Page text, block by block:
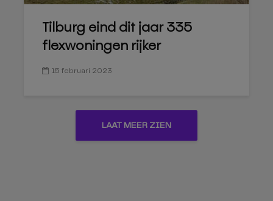
Tilburg eind dit jaar 335
flexwoningen rijker
15 februari 2023
LAAT MEER ZIEN